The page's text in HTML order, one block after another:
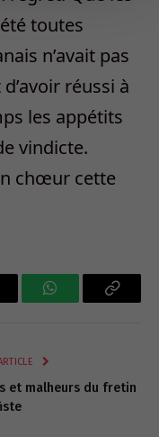
toutes
n’avait pas
réussi à
les appétits
vindicte.
chœur cette
WhatsAppCopy
et malheurs du fretin